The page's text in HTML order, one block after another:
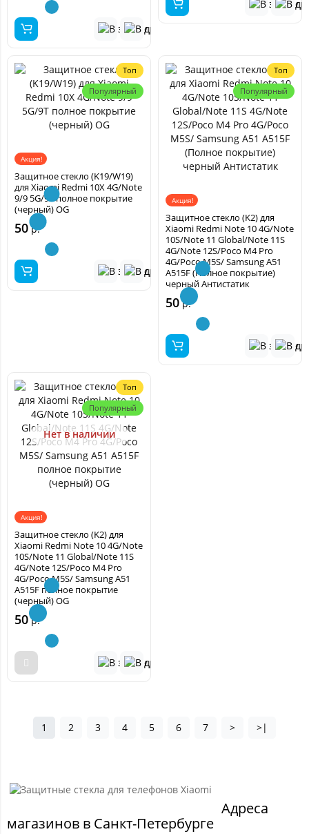
Топ
Популярный
Акция!
Защитное стекло (K19/W19)
для Xiaomi Redmi 10X 4G/Note
9/9 5G/9T полное покрытие
(черный) OG
50р.
Топ
Популярный
Акция!
Защитное стекло (K2) для
Xiaomi Redmi Note 10 4G/Note
10S/Note 11 Global/Note 11S
4G/Note 12S/Poco M4 Pro
4G/Poco M5S/ Samsung A51
A515F (Полное покрытие)
черный Антистатик
50р.
Топ
Популярный
Нет в наличии
Акция!
Защитное стекло (K2) для
Xiaomi Redmi Note 10 4G/Note
10S/Note 11 Global/Note 11S
4G/Note 12S/Poco M4 Pro
4G/Poco M5S/ Samsung A51
A515F полное покрытие
(черный) OG
50р.
1 2 3 4 5 6 7 > >|
Адреса
магазинов в Санкт-Петербурге